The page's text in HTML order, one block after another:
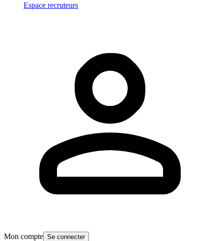
Espace recruteurs
Mon compte Se connecter